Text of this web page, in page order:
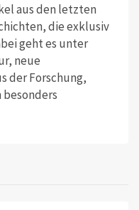
aus den letzten
die exklusiv
geht es unter
neue
der Forschung,